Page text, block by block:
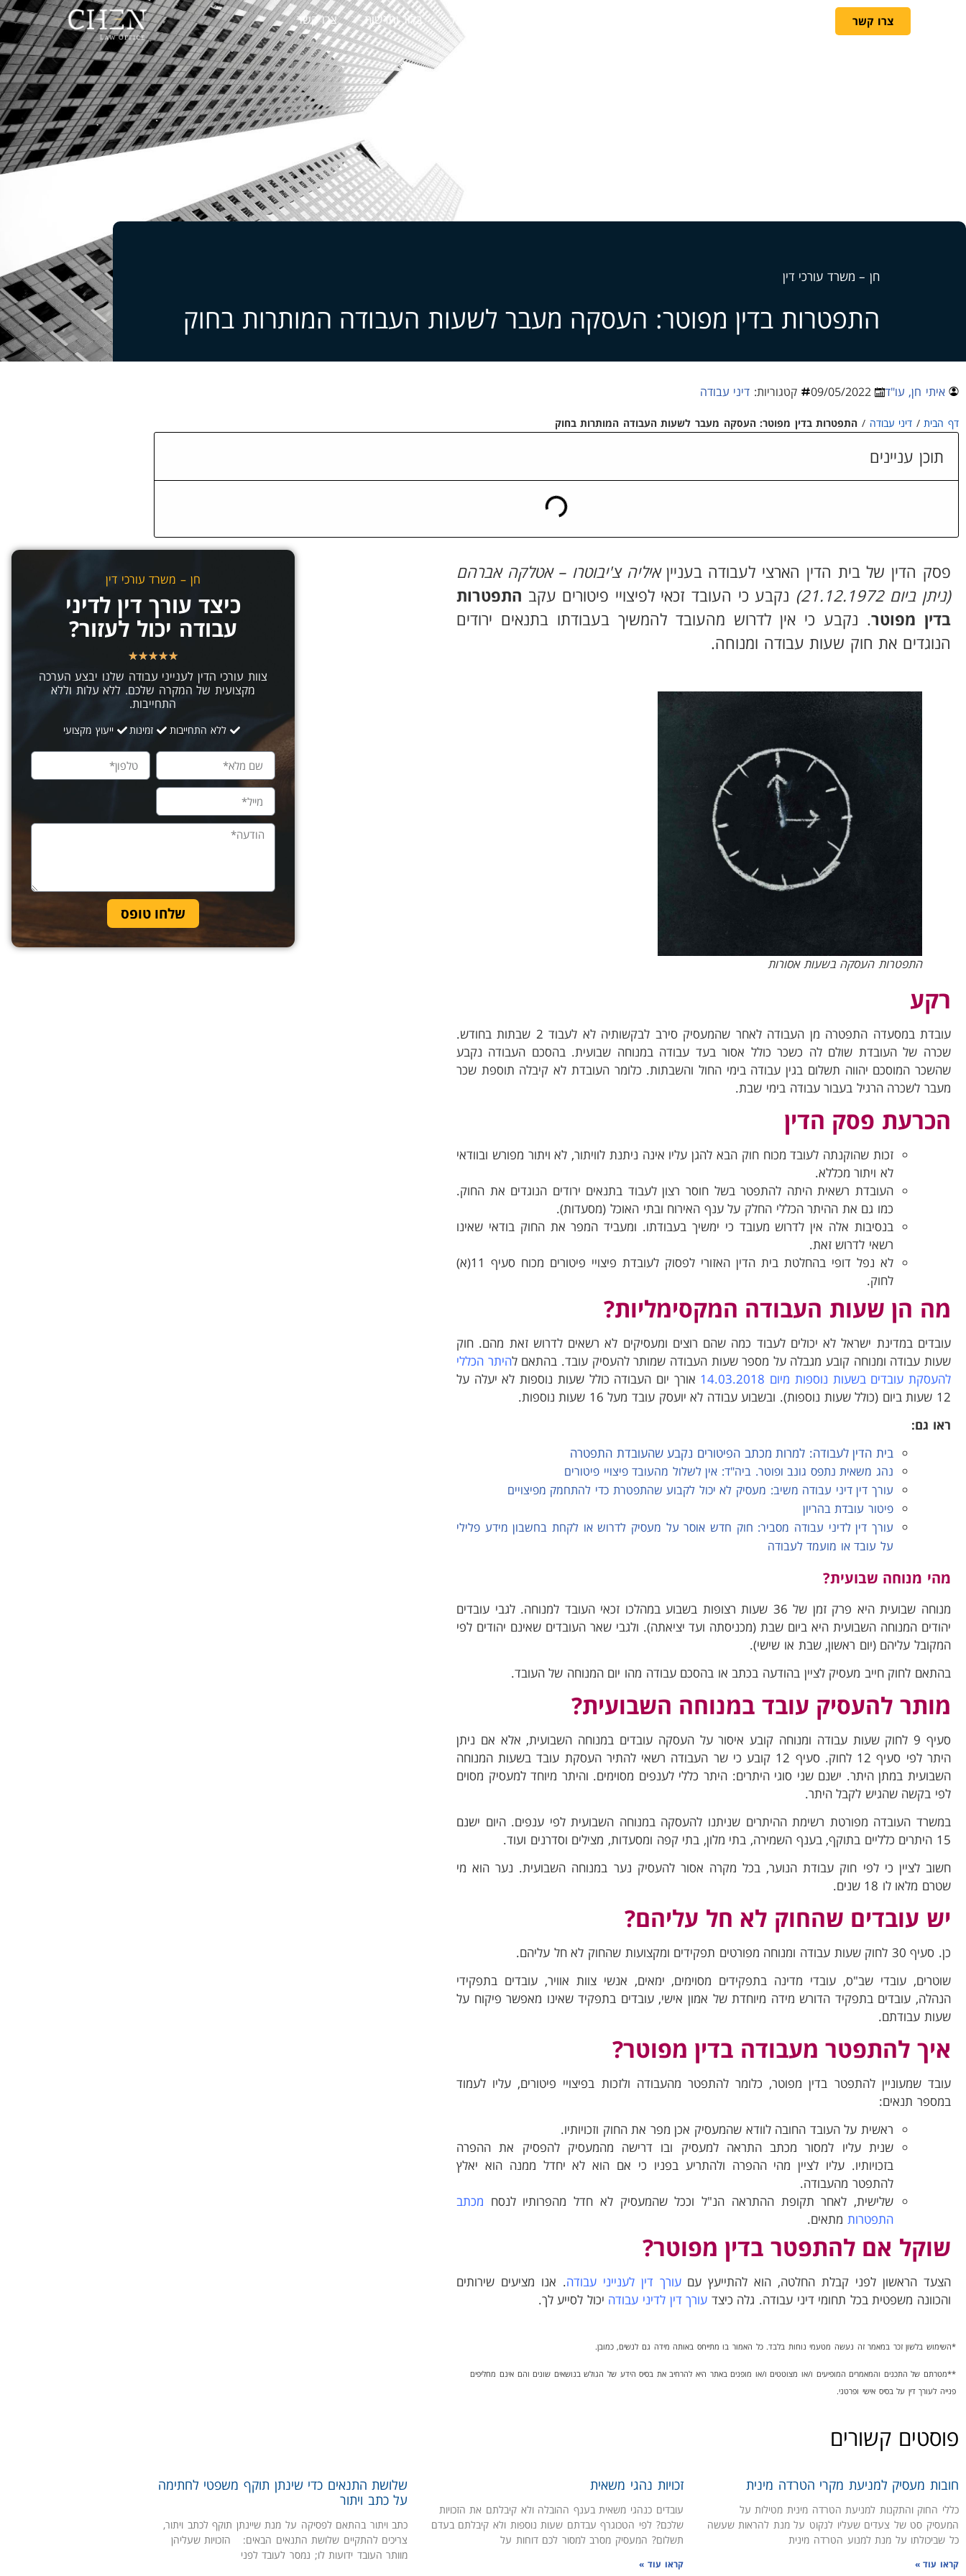
צרו קשר פשיטות רגל בלוג וחדשות צרו קשר
התפטרות בדין מפוטר: העסקה מעבר לשעות העבודה המותרות בחוק
חן – משרד עורכי דין
איתי חן, עו"ד 09/05/2022 קטגוריות: דיני עבודה
דף הבית/ דיני עבודה / התפטרות בדין מפוטר: העסקה מעבר לשעות העבודה המותרות בחוק
תוכן עניינים
פסק הדין של בית הדין הארצי לעבודה בענייןאיליה צ'יבוטרו – אטלקה אברהם
(ניתן ביום 21.12.1972)
נקבע כי העובד זכאי לפיצויי פיטורים עקב התפטרות
בדין מפוטר. נקבע כי אין לדרוש מהעובד להמשיך בעבודתו בתנאים ירודים
הנוגדים את חוק שעות עבודה ומנוחה.
התפטרות העסקה בשעות אסורות
רקע
עובדת במסעדה התפטרה מן העבודה לאחר שהמעסיק סירב לבקשותיה לא לעבוד 2 שבתות בחודש.
שכרה של העובדת שולם לה כשכר כולל אסור בעד עבודה במנוחה שבועית. בהסכם העבודה נקבע
שהשכר המוסכם יהווה תשלום בגין עבודה בימי החול והשבתות. כלומר העובדת לא קיבלה תוספת שכר
מעבר לשכרה הרגיל בעבור עבודה בימי שבת.
הכרעת פסק הדין
זכות שהוקנתה לעובד מכוח חוק הבא להגן עליו אינה ניתנת לוויתור, לא ויתור מפורש ובוודאי
לא ויתור מכללא.
העובדת רשאית היתה להתפטר בשל חוסר רצון לעבוד בתנאים ירודים הנוגדים את החוק.
כמו גם את ההיתר הכללי החלק על ענף האירוח ובתי האוכל (מסעדות).
בנסיבות אלה אין לדרוש מעובד כי ימשיך בעבודתו. ומעביד המפר את החוק בודאי שאינו
רשאי לדרוש זאת.
לא נפל דופי בהחלטת בית הדין האזורי לפסוק לעובדת פיצויי פיטורים מכוח סעיף 11(א)
לחוק.
מה הן שעות העבודה המקסימליות?
עובדים במדינת ישראל לא יכולים לעבוד כמה שהם רוצים ומעסיקים לא רשאים לדרוש זאת מהם. חוק
שעות עבודה ומנוחה קובע מגבלה על מספר שעות העבודה שמותר להעסיק עובד. בהתאם להיתר הכללי
להעסקת עובדים בשעות נוספות מיום 14.03.2018
אורך יום העבודה כולל שעות נוספות לא יעלה על
12 שעות ביום (כולל שעות נוספות). ובשבוע עבודה לא יועסק עובד מעל 16 שעות נוספות.
ראו גם:
בית הדין לעבודה: למרות מכתב הפיטורים נקבע שהעובדת התפטרה
נהג משאית נתפס גונב ופוטר. ביה"ד: אין לשלול מהעובד פיצויי פיטורים
עורך דין דיני עבודה משיב: מעסיק לא יכול לקבוע שהתפטרת כדי להתחמק מפיצויים
פיטור עובדת בהריון
עורך דין לדיני עבודה מסביר: חוק חדש אוסר על מעסיק לדרוש או לקחת בחשבון מידע פלילי
על עובד או מועמד לעבודה
מהי מנוחה שבועית?
מנוחה שבועית היא פרק זמן של 36 שעות רצופות בשבוע במהלכו זכאי העובד למנוחה. לגבי עובדים
יהודים המנוחה השבועית היא ביום שבת (מכניסתה ועד יציאתה). ולגבי שאר העובדים שאינם יהודים לפי
המקובל עליהם (יום ראשון, שבת או שישי).
בהתאם לחוק חייב מעסיק לציין בהודעה בכתב או בהסכם עבודה מהו יום המנוחה של העובד.
מותר להעסיק עובד במנוחה השבועית?
סעיף 9 לחוק שעות עבודה ומנוחה קובע איסור על העסקה עובדים במנוחה השבועית, אלא אם ניתן
היתר לפי סעיף 12 לחוק. סעיף 12 קובע כי שר העבודה רשאי להתיר העסקת עובד בשעות המנוחה
השבועית במתן היתר. ישנם שני סוגי היתרים: היתר כללי לענפים מסוימים. והיתר מיוחד למעסיק מסוים
לפי בקשה שהגיש לקבל היתר.
במשרד העובדה מפורטת רשימת ההיתרים שניתנו להעסקה במנוחה השבועית לפי ענפים. היום ישנם
15 היתרים כלליים בתוקף, בענף השמירה, בתי מלון, בתי קפה ומסעדות, מצילים וסדרנים ועוד.
חשוב לציין כי לפי חוק עבודת הנוער, בכל מקרה אסור להעסיק נער במנוחה השבועית. נער הוא מי
שטרם מלאו לו 18 שנים.
יש עובדים שהחוק לא חל עליהם?
כן. סעיף 30 לחוק שעות עבודה ומנוחה מפורטים תפקידים ומקצועות שהחוק לא חל עליהם.
שוטרים, עובדי שב"ס, עובדי מדינה בתפקידים מסוימים, ימאים, אנשי צוות אוויר, עובדים בתפקידי
הנהלה, עובדים בתפקיד הדורש מידה מיוחדת של אמון אישי, עובדים בתפקיד שאינו מאפשר פיקוח על
שעות עבודתם.
איך להתפטר מעבודה בדין מפוטר?
עובד שמעוניין להתפטר בדין מפוטר, כלומר להתפטר מהעבודה ולזכות בפיצויי פיטורים, עליו לעמוד
במספר תנאים:
ראשית על העובד החובה לוודא שהמעסיק אכן מפר את החוק וזכויותיו.
שנית עליו למסור מכתב התראה למעסיק ובו דרישה מהמעסיק להפסיק את ההפרה
בזכויותיו. עליו לציין מהי ההפרה ולהתריע בפניו כי אם הוא לא יחדל ממנה הוא יאלץ
להתפטר מהעבודה.
שלישית, לאחר תקופת ההתראה הנ"ל וככל שהמעסיק לא חדל מהפרותיו לנסח מכתב
התפטרות מתאים.
שוקל אם להתפטר בדין מפוטר?
הצעד הראשון לפני קבלת החלטה, הוא להתייעץ עםעורך דין לענייני עבודה. אנו מציעים שירותים
והכוונה משפטית בכל תחומי דיני עבודה. גלה כיצד עורך דין לדיני עבודה יכול לסייע לך.
*השימוש בלשון זכר במאמר זה נעשה מטעמי נוחות בלבד. כל האמור בו מתייחס באותה מידה גם לנשים, כמובן.
**מטרתם של התכנים והמאמרים המופיעים ו/או מצוטטים ו/או מופנים באתר היא להרחיב את בסיס הידע של הגולש בנושאים שונים והם אינם מחליפים
פנייה לעורך דין על בסיס אישי ופרטני.
חן – משרד עורכי דין
כיצד עורך דין לדיני
עבודה יכול לעזור?
★
★
★
★
★
צוות עורכי הדין לענייני עבודה שלנו יבצע הערכה
מקצועית של המקרה שלכם. ללא עלות וללא
התחייבות.
ללא התחייבות זמינות ייעוץ מקצועי
שלחו טופס
פוסטים קשורים
חובות מעסיק למניעת מקרי הטרדה מינית
כללי החוק והתקנות למניעת הטרדה מינית מטילות על
המעסיק סט של צעדים שעליו לנקוט על מנת להראות שעשה
כל שביכולתו על מנת למנוע הטרדה מינית
קראו עוד »
זכויות נהגי משאית
עובדים כנהגי משאית בענף ההובלה ולא קיבלתם את הזכויות
שלכם? לפי הטכוגרף עבדתם שעות נוספות ולא קיבלתם בעדם
תשלום? המעסיק מסרב למסור לכם דוחות על
קראו עוד »
שלושת התנאים כדי שינתן תוקף משפטי לחתימה
על כתב ויתור
כתב ויתור בהתאם לפסיקה על מנת שיינתן תוקף לכתב ויתור,
צריכים להתקיים שלושת התנאים הבאים: הזכויות שעליהן
מוותר העובד ידועות לו; נמסר לעובד לפני